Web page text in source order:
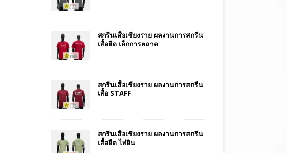
สกรีนเสื้อเชียงราย ผลงานการสกรีน
เสื้อยืด เด็กการตลาด
สกรีนเสื้อเชียงราย ผลงานการสกรีน
เสื้อ STAFF
สกรีนเสื้อเชียงราย ผลงานการสกรีน
เสื้อยืด ไท่ยิน